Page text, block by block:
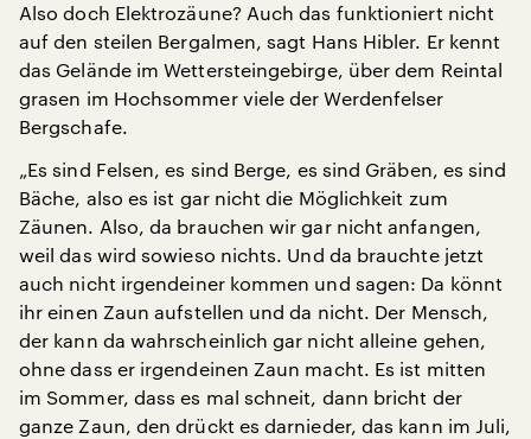
Also doch Elektrozäune? Auch das funktioniert nicht
auf den steilen Bergalmen, sagt Hans Hibler. Er kennt
das Gelände im Wettersteingebirge, über dem Reintal
grasen im Hochsommer viele der Werdenfelser
Bergschafe.
„Es sind Felsen, es sind Berge, es sind Gräben, es sind
Bäche, also es ist gar nicht die Möglichkeit zum
Zäunen. Also, da brauchen wir gar nicht anfangen,
weil das wird sowieso nichts. Und da brauchte jetzt
auch nicht irgendeiner kommen und sagen: Da könnt
ihr einen Zaun aufstellen und da nicht. Der Mensch,
der kann da wahrscheinlich gar nicht alleine gehen,
ohne dass er irgendeinen Zaun macht. Es ist mitten
im Sommer, dass es mal schneit, dann bricht der
ganze Zaun, den drückt es darnieder, das kann im Juli,